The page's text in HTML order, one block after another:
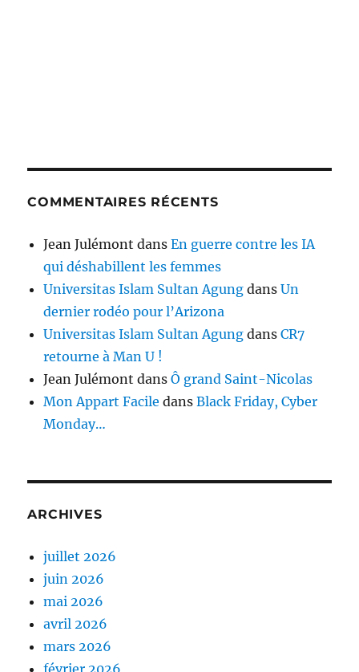
COMMENTAIRES RÉCENTS
Jean Julémont dansEn guerre contre les IA
qui déshabillent les femmes
Universitas Islam Sultan Agung dansUn
dernier rodéo pour l’Arizona
Universitas Islam Sultan Agung dansCR7
retourne à Man U !
Jean Julémont dansÔ grand Saint-Nicolas
Mon Appart Facile dansBlack Friday, Cyber
Monday…
ARCHIVES
juillet 2026
juin 2026
mai 2026
avril 2026
mars 2026
février 2026